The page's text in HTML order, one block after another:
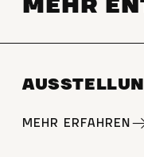
MEHR
MEHR ERFAHREN